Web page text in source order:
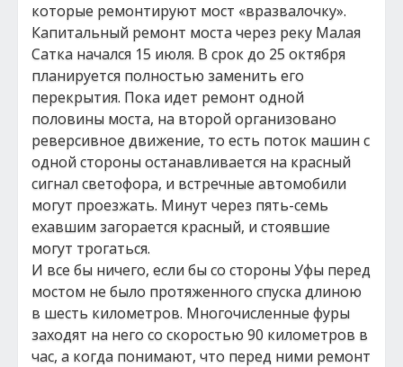
которые ремонтируют мост «вразвалочку».
Капитальный ремонт моста через реку Малая
Сатка начался 15 июля. В срок до 25 октября
планируется полностью заменить его
перекрытия. Пока идет ремонт одной
половины моста, на второй организовано
реверсивное движение, то есть поток машин с
одной стороны останавливается на красный
сигнал светофора, и встречные автомобили
могут проезжать. Минут через пять-семь
ехавшим загорается красный, и стоявшие
могут трогаться.
И все бы ничего, если бы со стороны Уфы перед
мостом не было протяженного спуска длиною
в шесть километров. Многочисленные фуры
заходят на него со скоростью 90 километров в
час, а когда понимают, что перед ними ремонт